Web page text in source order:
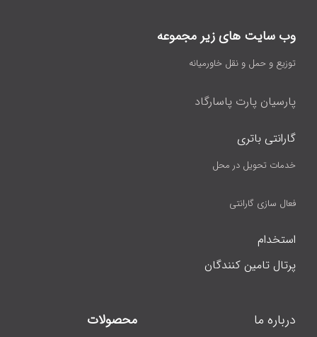
وب سایت های زیر مجموعه
توزیع و حمل و نقل خاورمیانه
پارسیان پارت پاسارگاد
گارانتی باتری
خدمات تحویل در محل
فعال سازی گارانتی
استخدام
پرتال تامین کنندگان
درباره ما محصولات